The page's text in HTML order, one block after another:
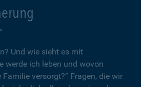
Und wie sieht es mit
werde ich leben und wovon
versorgt?” Fragen, die wir